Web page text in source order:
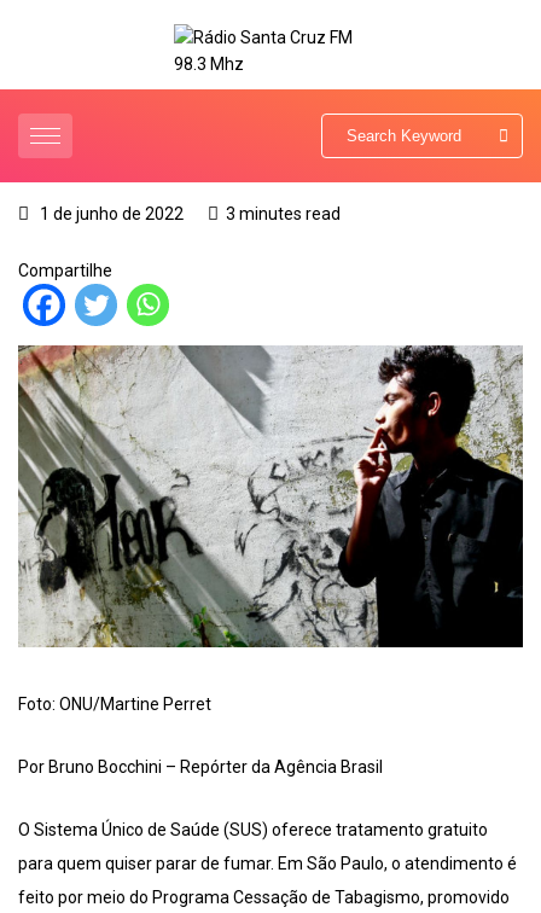
1 de junho de 2022 3 minutes read
Compartilhe
Foto: ONU/Martine Perret
Por Bruno Bocchini – Repórter da Agência Brasil
O Sistema Único de Saúde (SUS) oferece tratamento gratuito
para quem quiser parar de fumar. Em São Paulo, o atendimento é
feito por meio do Programa Cessação de Tabagismo, promovido